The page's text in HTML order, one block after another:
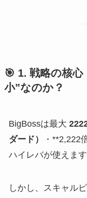
🎯 1. 戦略の核
小”なのか？
BigBossは最大
ダード）
・**2,222
ハイレバが使えます
しかし、スキャル